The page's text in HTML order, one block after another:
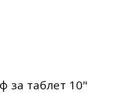
за таблет 10"